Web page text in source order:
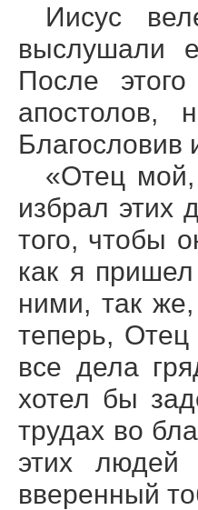
Иисус
выслушали
После
апостолов,
Благословив
«Отец
избрал этих
того, чтобы
как я
ними, так
теперь,
все дела
хотел бы
трудах во
этих
вверенный